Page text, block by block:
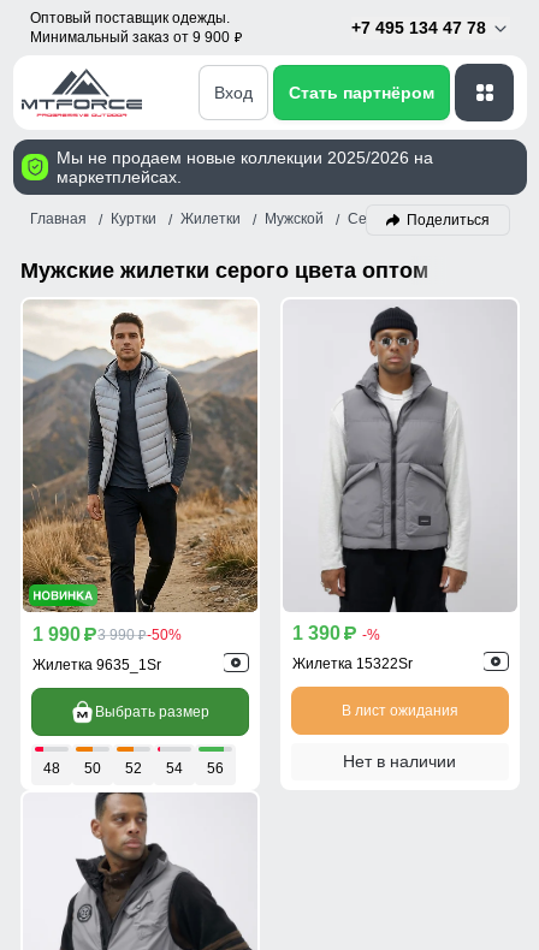
Оптовый поставщик одежды.
Минимальный заказ от 9 900 p
+7 495 134 47 78
Вход Стать партнёром
Мы не продаем новые коллекции 2025/2026 на
маркетплейсах.
Главная Куртки Жилетки Мужской Серый Поделиться
Мужские жилетки серого цвета оптом
1 990 p3 990 p-50%
Жилетка 9635_1Sr
Выбрать размер
48 50 52 54 56
1 390 p -%
Жилетка 15322Sr
В лист ожидания
Нет в наличии